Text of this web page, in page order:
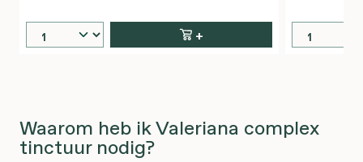
+
Waarom heb ik Valeriana complex
tinctuur nodig?